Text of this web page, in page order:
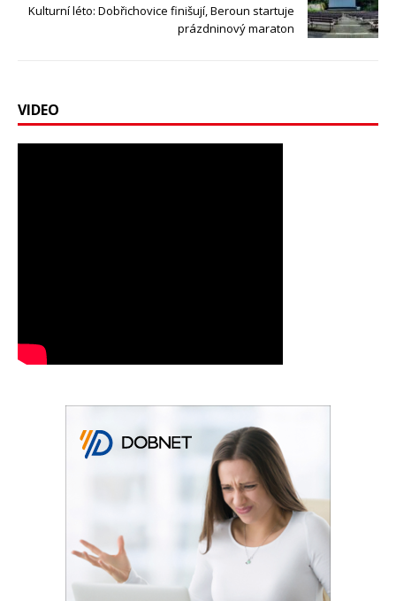
Kulturní léto: Dobřichovice finišují, Beroun startuje
prázdninový maraton
VIDEO